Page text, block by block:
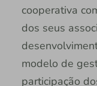
cooperativa
dos seus
modelo de
participação